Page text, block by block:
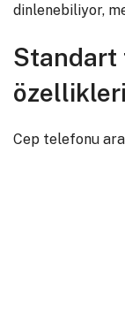
dinlenebiliyor,
Standart
özellikleri
Cep telefonu